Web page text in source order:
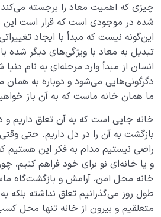
چیزی که اهمیت معاد را برجسته می‌کند
شده در موجودی است که قرار است این
این‌گونه نیست که مبدأ با ایجاد
تبدیل به معاد با ویژگی‌های دیگر شده
انسان از مبدأ وارد مرحله‌ای به نام
دگرگونی‌هایی می‌شود و دوباره به همان
ما همان خانه ماست که به آن باز
خانه جایی است که به آن تعلق داریم
بازگشت به آن را در دل داریم. حتی
راضی نیستیم مدام به فکر این هستیم
و یا خانه‌ای نو برای خود فراهم کنیم،
خانه محل امن، آرامش و بازگشت‌گاه
طول روز می‌گذرانیم تعلق نداشته بلکه
متعلقیم و بیرون از خانه تنها محل